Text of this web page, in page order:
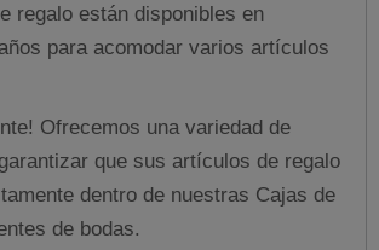
regalo están disponibles en
para acomodar varios artículos
Ofrecemos una variedad de
que sus artículos de regalo
dentro de nuestras Cajas de
de bodas.